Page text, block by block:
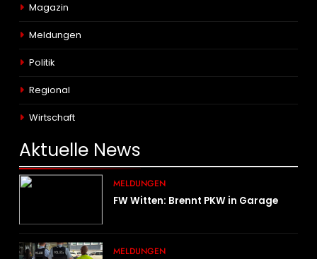
Magazin
Meldungen
Politik
Regional
Wirtschaft
Aktuelle News
MELDUNGEN
FW Witten: Brennt PKW in Garage
MELDUNGEN